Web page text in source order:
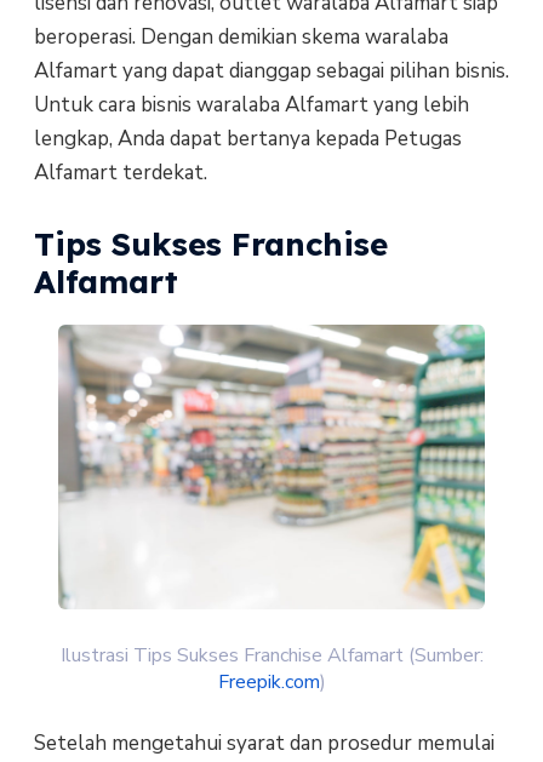
beroperasi. Dengan demikian skema waralaba
Alfamart yang dapat dianggap sebagai pilihan bisnis.
Untuk cara bisnis waralaba Alfamart yang lebih
lengkap, Anda dapat bertanya kepada Petugas
Alfamart terdekat.
Tips Sukses Franchise
Alfamart
Ilustrasi Tips Sukses Franchise Alfamart (Sumber:
Freepik.com)
Setelah mengetahui syarat dan prosedur memulai